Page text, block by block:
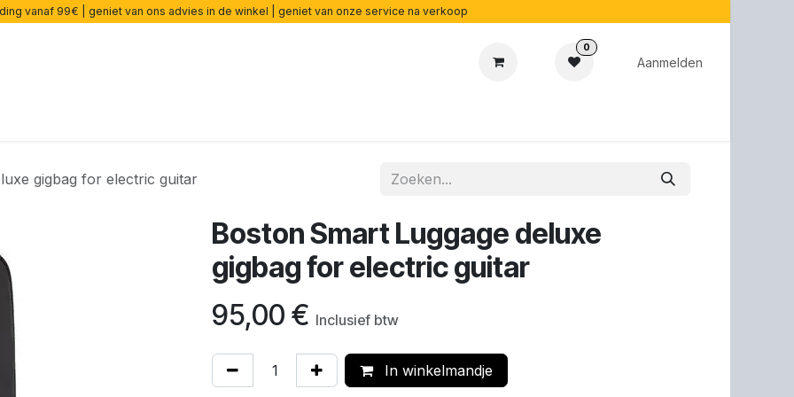
vanaf 99€ | geniet van ons advies in de winkel | geniet van onze service na verkoop
0
Aanmelden
gigbag for electric guitar
Boston Smart Luggage deluxe
gigbag for electric guitar
95,00 € Inclusief btw
In winkelmandje